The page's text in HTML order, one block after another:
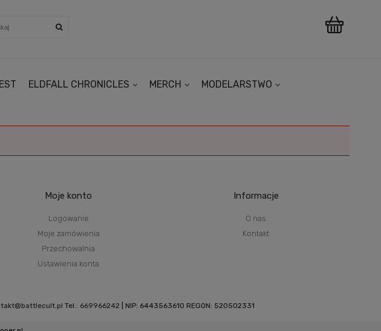
ELDFALL CHRONICLES MERCH MODELARSTWO
Moje konto
Logowanie
Moje zamówienia
Przechowalnia
Ustawienia konta
Informacje
O nas
Kontakt
Tel.: 669966242 | NIP: 6443563610 REGON: 520502331